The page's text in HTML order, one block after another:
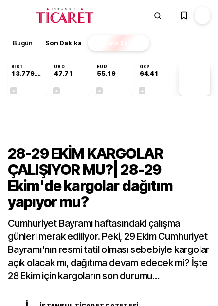
Bugün Son Dakika Finans EKSTRA
BIST
13.779,39
USD
47,71
EUR
55,19
GBP
64,41
28-29 EKİM KARGOLAR
ÇALIŞIYOR MU?| 28-29
Ekim'de kargolar dağıtım
yapıyor mu?
Cumhuriyet Bayramı haftasındaki çalışma
günleri merak ediliyor. Peki, 29 Ekim Cumhuriyet
Bayramı'nın resmi tatil olması sebebiyle kargolar
açık olacak mı, dağıtıma devam edecek mi? İşte
28 Ekim için kargoların son durumu…